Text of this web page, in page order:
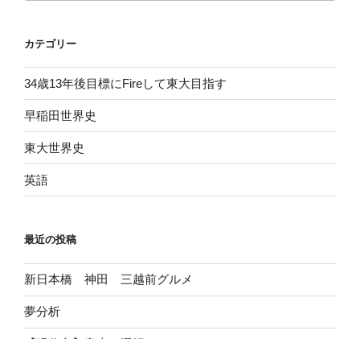
カテゴリー
34歳13年後目標にFireして東大目指す
早稲田世界史
東大世界史
英語
最近の投稿
新日本橋 神田 三越前グルメ
夢分析